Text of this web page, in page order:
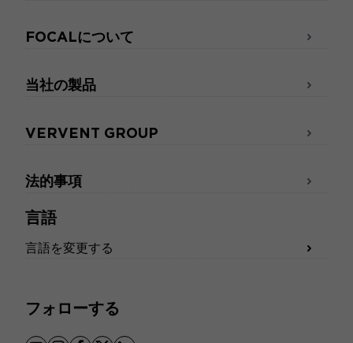
言語
言語を変更する
フォローする
FOCALについて
当社の製品
VERVENT GROUP
法的事項